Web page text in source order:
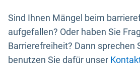
Sind Ihnen Mängel beim
aufgefallen? Oder haben Sie
Barrierefreiheit? Dann sprechen
benutzen Sie dafür unser